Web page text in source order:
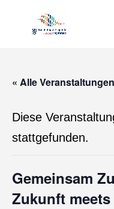
« Alle Veranstaltungen
Diese
stattgefunden.
Gemeinsam
Zukunft